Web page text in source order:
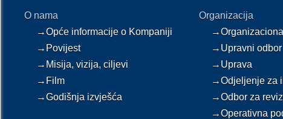
O nama
→Opće informacije o Kompaniji
→Povijest
→Misija, vizija, ciljevi
→Film
→Godišnja izvješća
Organizacija
→Upravni odbor
→Uprava
→Odjeljenje za
→Odbor za
→Operativna